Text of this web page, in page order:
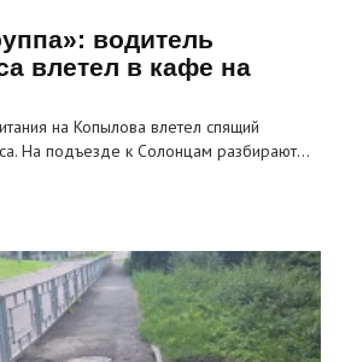
водитель
влетел в кафе на
на Копылова влетел спящий
На подъезде к Солонцам разбирают…